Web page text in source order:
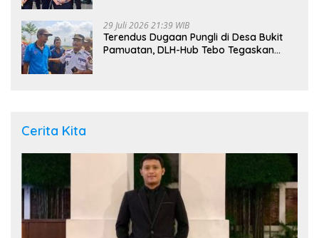
29 Juli 2026 21:39 WIB
Terendus Dugaan Pungli di Desa Bukit
Pamuatan, DLH-Hub Tebo Tegaskan
Cerita Kita